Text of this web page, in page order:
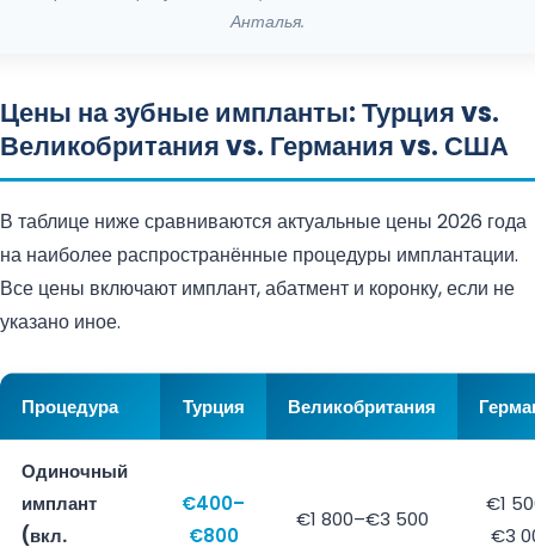
Анталья.
Цены на зубные импланты: Турция vs.
Великобритания vs. Германия vs. США
В таблице ниже сравниваются актуальные цены 2026 года
на наиболее распространённые процедуры имплантации.
Все цены включают имплант, абатмент и коронку, если не
указано иное.
Процедура Турция Великобритания
Одиночный
имплант
(вкл.
€400–
€800
€1 800–€3 500
€1
€3